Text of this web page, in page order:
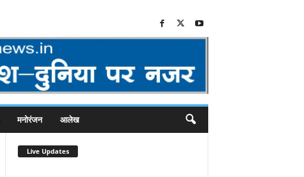
मनोरंजन आलेख
Live Updates